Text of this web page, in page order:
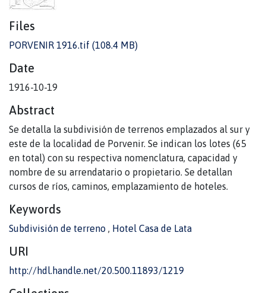
Files
PORVENIR 1916.tif (108.4 MB)
Date
1916-10-19
Abstract
Se detalla la subdivisión de terrenos emplazados al sur y
este de la localidad de Porvenir. Se indican los lotes (65
en total) con su respectiva nomenclatura, capacidad y
nombre de su arrendatario o propietario. Se detallan
cursos de ríos, caminos, emplazamiento de hoteles.
Keywords
Subdivisión de terreno , Hotel Casa de Lata
URI
http://hdl.handle.net/20.500.11893/1219